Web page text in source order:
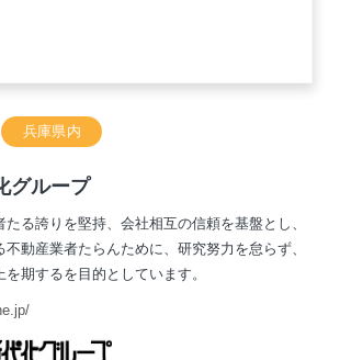
兵庫県内
グループ
る誇りを堅持、会社相互の信頼を基盤とし、
動産業者たらんために、研究努力を怠らず、
期するを目的としています。